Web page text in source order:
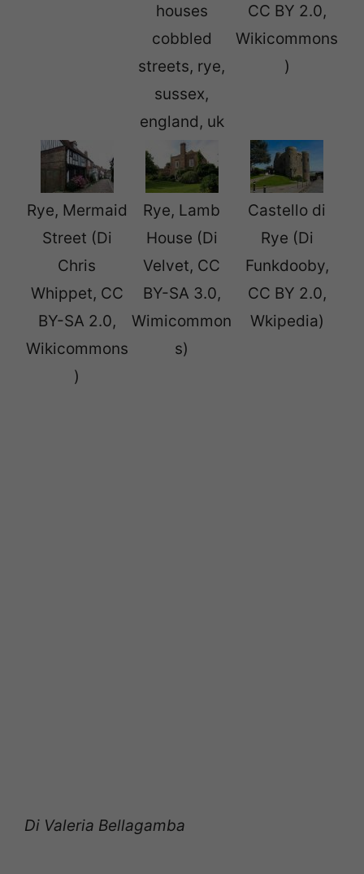
houses
cobbled
streets, rye,
sussex,
england, uk
CC BY 2.0,
Wikicommons
)
Rye, Mermaid
Street (Di
Chris
Whippet, CC
BY-SA 2.0,
Wikicommons
)
Rye, Lamb
House (Di
Velvet, CC
BY-SA 3.0,
Wimicommon
s)
Castello di
Rye (Di
Funkdooby,
CC BY 2.0,
Wkipedia)
Di Valeria Bellagamba